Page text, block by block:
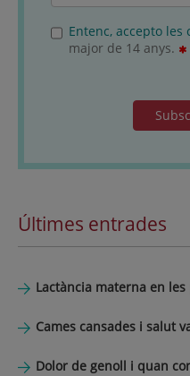
Entenc, accepto les
major de 14 anys.
Últimes entrades
Lactància materna en
Cames cansades i salut
Dolor de genoll i quan